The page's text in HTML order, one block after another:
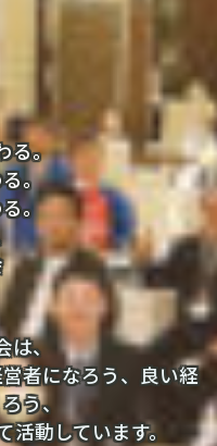
る。
。
。
は、
者になろう、良い経
う、
動しています。